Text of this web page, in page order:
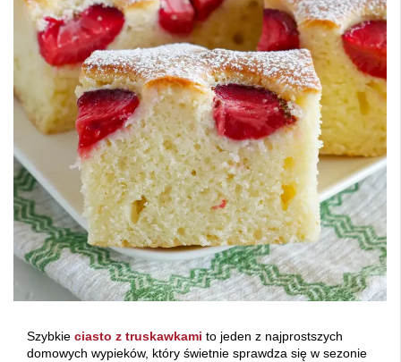
Szybkie ciasto z truskawkami to jeden z najprostszych
domowych wypieków, który świetnie sprawdza się w sezonie